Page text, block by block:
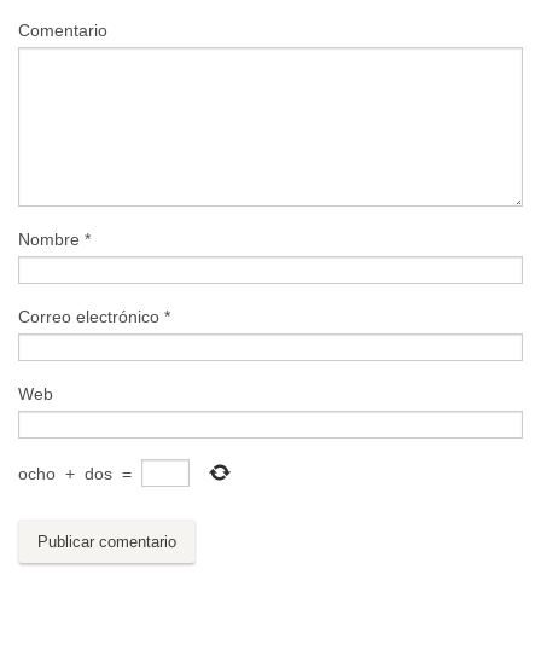
Comentario
Nombre *
Correo electrónico *
Web
ocho + dos =